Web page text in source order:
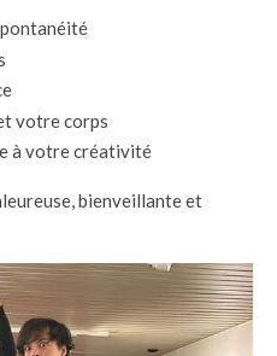
votre corps
à votre créativité
bienveillante et